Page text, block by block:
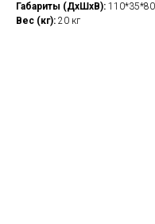
Габариты (ДхШхВ):
Вес (кг): 20 кг